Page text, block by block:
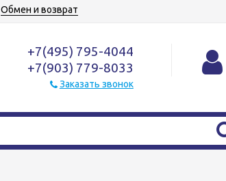
Обмен и возврат
+7(495) 795-4044
+7(903) 779-8033
Заказать звонок